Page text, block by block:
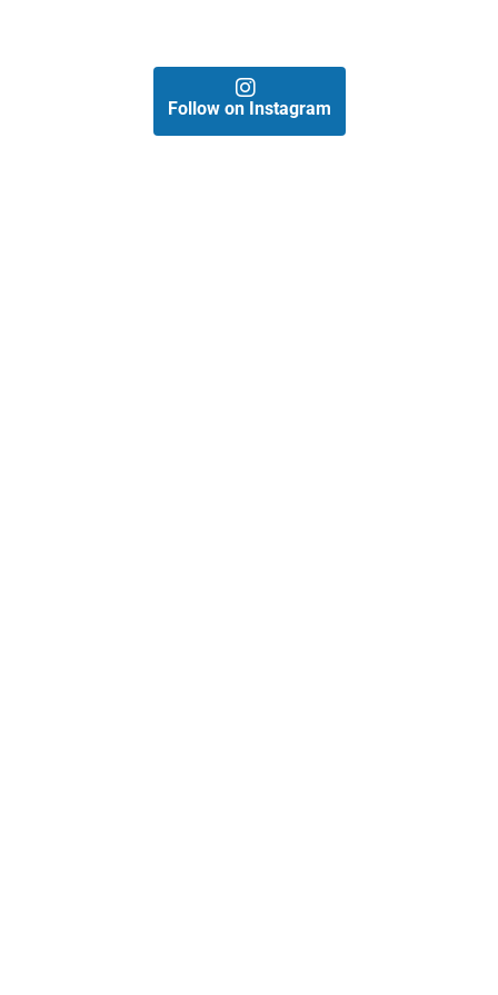
Follow on Instagram